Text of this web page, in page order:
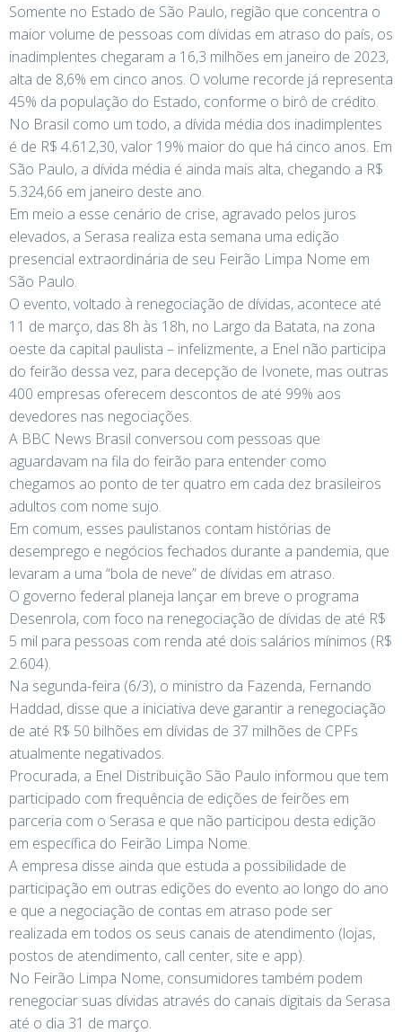
Somente no Estado de São Paulo, região que concentra o
maior volume de pessoas com dívidas em atraso do país, os
inadimplentes chegaram a 16,3 milhões em janeiro de 2023,
alta de 8,6% em cinco anos. O volume recorde já representa
45% da população do Estado, conforme o birô de crédito.
No Brasil como um todo, a dívida média dos inadimplentes
é de R$ 4.612,30, valor 19% maior do que há cinco anos. Em
São Paulo, a dívida média é ainda mais alta, chegando a R$
5.324,66 em janeiro deste ano.
Em meio a esse cenário de crise, agravado pelos juros
elevados, a Serasa realiza esta semana uma edição
presencial extraordinária de seu Feirão Limpa Nome em
São Paulo.
O evento, voltado à renegociação de dívidas, acontece até
11 de março, das 8h às 18h, no Largo da Batata, na zona
oeste da capital paulista – infelizmente, a Enel não participa
do feirão dessa vez, para decepção de Ivonete, mas outras
400 empresas oferecem descontos de até 99% aos
devedores nas negociações.
A BBC News Brasil conversou com pessoas que
aguardavam na fila do feirão para entender como
chegamos ao ponto de ter quatro em cada dez brasileiros
adultos com nome sujo.
Em comum, esses paulistanos contam histórias de
desemprego e negócios fechados durante a pandemia, que
levaram a uma “bola de neve” de dívidas em atraso.
O governo federal planeja lançar em breve o programa
Desenrola, com foco na renegociação de dívidas de até R$
5 mil para pessoas com renda até dois salários mínimos (R$
2.604).
Na segunda-feira (6/3), o ministro da Fazenda, Fernando
Haddad, disse que a iniciativa deve garantir a renegociação
de até R$ 50 bilhões em dívidas de 37 milhões de CPFs
atualmente negativados.
Procurada, a Enel Distribuição São Paulo informou que tem
participado com frequência de edições de feirões em
parceria com o Serasa e que não participou desta edição
em específica do Feirão Limpa Nome.
A empresa disse ainda que estuda a possibilidade de
participação em outras edições do evento ao longo do ano
e que a negociação de contas em atraso pode ser
realizada em todos os seus canais de atendimento (lojas,
postos de atendimento, call center, site e app).
No Feirão Limpa Nome, consumidores também podem
renegociar suas dívidas através do canais digitais da Serasa
até o dia 31 de março.